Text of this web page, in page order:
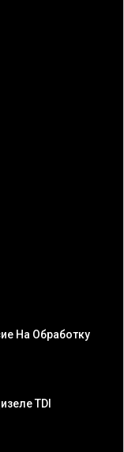
На Обработку
TDI